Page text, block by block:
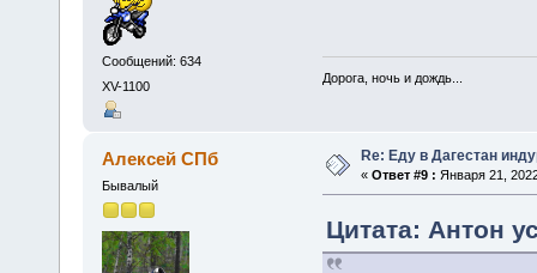
Сообщений: 634
XV-1100
Дорога, ночь и дождь...
Алексей СПб
Бывалый
Re: Еду в Дагестан
« Ответ #9 : Января 21,
Цитата: Антон